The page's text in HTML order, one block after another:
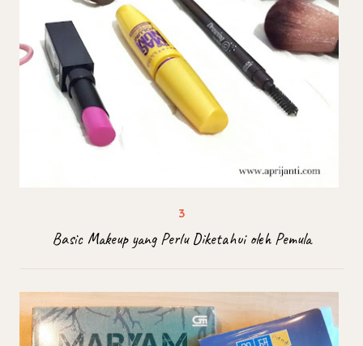
Basic Makeup yang Perlu Diketahui oleh Pemula